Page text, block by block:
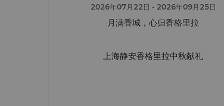
2026年07月22日 - 2026年09月25日
月满香城，心归香格里拉
上海静安香格里拉中秋献礼